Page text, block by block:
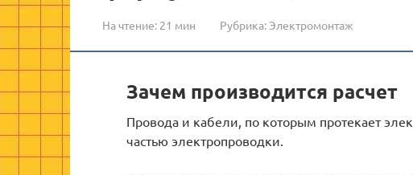
На чтение: 21 мин Рубрика:Электромонтаж
Зачем производится расчет
Провода и кабели, по которым протекает
частью электропроводки.